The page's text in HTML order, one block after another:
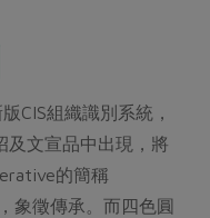
動CIS組織識別系統，
及文宣品中出現，將
的簡稱
象徵傳承。而四色圓